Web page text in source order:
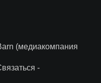
(медиакомпания
-